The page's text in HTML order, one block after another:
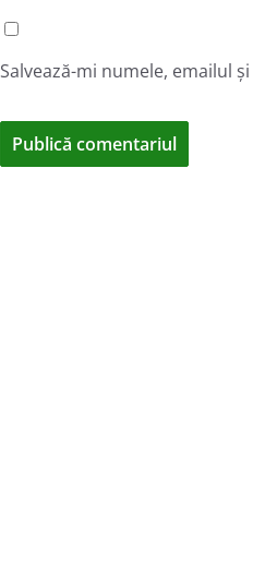
Salvează-mi numele, emailul